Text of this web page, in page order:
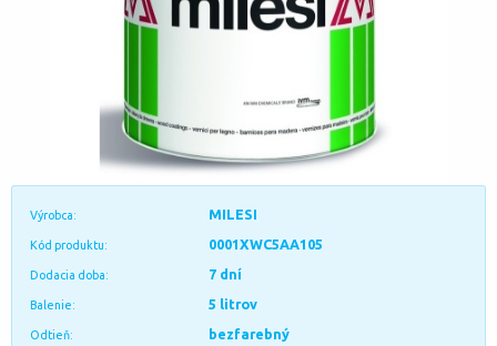
Výrobca: MILESI
Kód produktu: 0001XWC5AA105
Dodacia doba: 7 dní
Balenie: 5 litrov
Odtieň: bezfarebný